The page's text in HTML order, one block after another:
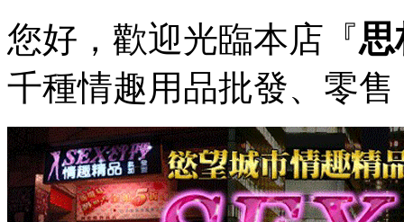
您好，歡迎光臨本店『思
千種情趣用品批發、零